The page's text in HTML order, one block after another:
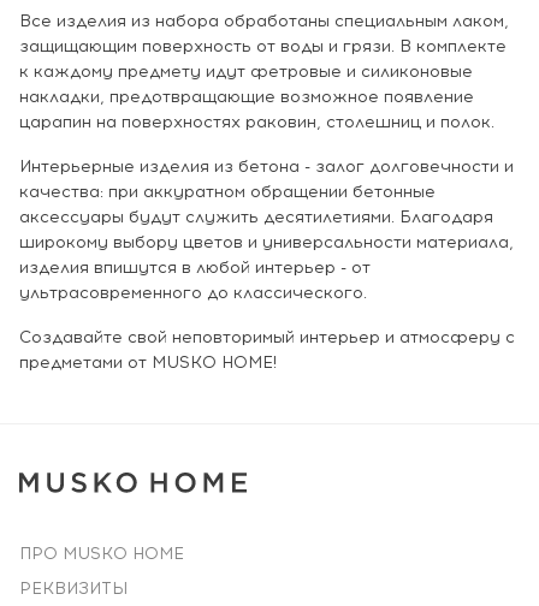
Все изделия из набора обработаны специальным лаком,
защищающим поверхность от воды и грязи. В комплекте
к каждому предмету идут фетровые и силиконовые
накладки, предотвращающие возможное появление
царапин на поверхностях раковин, столешниц и полок.
Интерьерные изделия из бетона - залог долговечности и
качества: при аккуратном обращении бетонные
аксессуары будут служить десятилетиями. Благодаря
широкому выбору цветов и универсальности материала,
изделия впишутся в любой интерьер - от
ультрасовременного до классического.
Создавайте свой неповторимый интерьер и атмосферу с
предметами от MUSKO HOME!
ПРО MUSKO HOME
РЕКВИЗИТЫ